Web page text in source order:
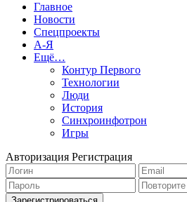
Главное
Новости
Спецпроекты
А-Я
Ещё…
Контур Первого
Технологии
Люди
История
Синхроинфотрон
Игры
Авторизация Регистрация